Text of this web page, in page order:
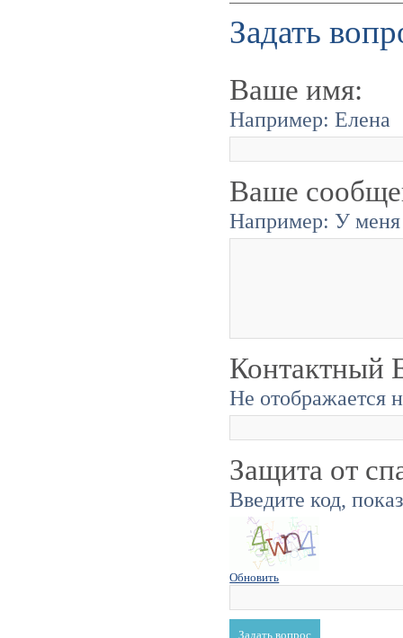
Задать
Ваше имя:
Например: Елена
Ваше
Например: У меня
Контактный
Не отображается
Защита от
Введите код,
Обновить